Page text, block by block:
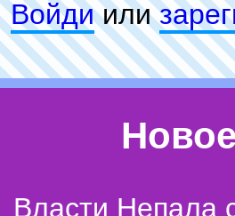
Войдиили
Власти Непала